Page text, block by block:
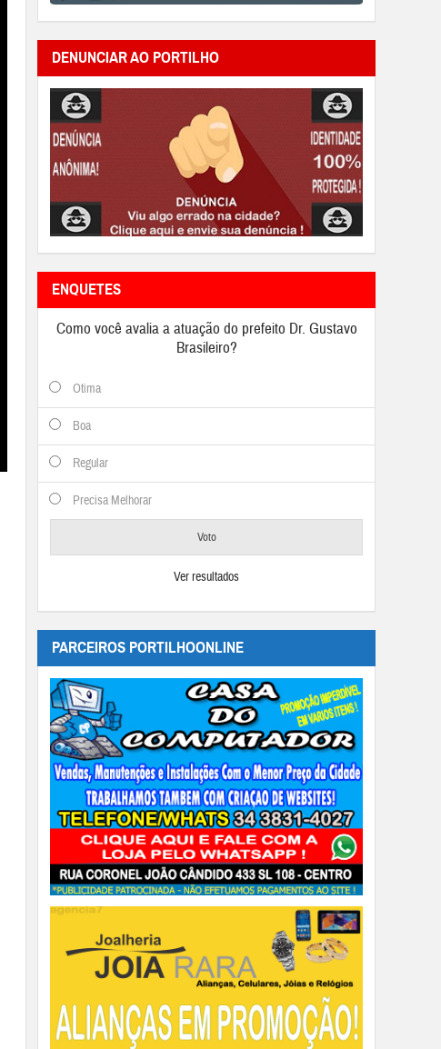
DENUNCIAR AO PORTILHO
ENQUETES
Como você avalia a atuação do prefeito Dr. Gustavo
Brasileiro?
Otima
Boa
Regular
Precisa Melhorar
Ver resultados
PARCEIROS PORTILHOONLINE